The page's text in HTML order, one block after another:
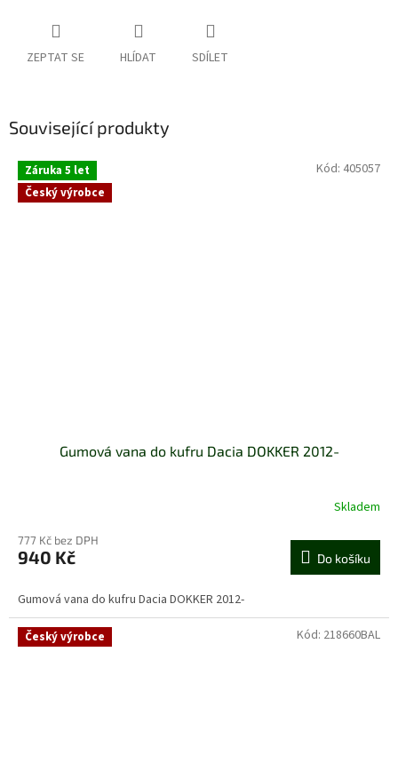
ZEPTAT SE HLÍDAT SDÍLET
Související produkty
Záruka 5 let
Český výrobce
Gumová vana do kufru Dacia DOKKER 2012-
Skladem
777 Kč bez DPH
940 Kč Do košíku
Gumová vana do kufru Dacia DOKKER 2012-
Kód: 405057
Český výrobce Kód: 218660BAL